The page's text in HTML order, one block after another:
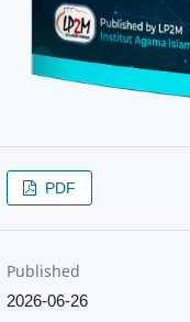
PDF
Published
2026-06-26